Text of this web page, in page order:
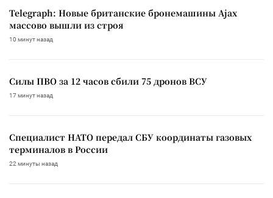
Telegraph: Новые британские бронемашины Ajax
массово вышли из строя
10 минут назад
Силы ПВО за 12 часов сбили 75 дронов ВСУ
17 минут назад
Специалист НАТО передал СБУ координаты газовых
терминалов в России
22 минуты назад